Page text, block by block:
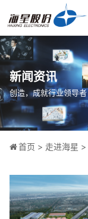
新闻资讯
创造，成就行业领导者
首页 > 走进海星 >